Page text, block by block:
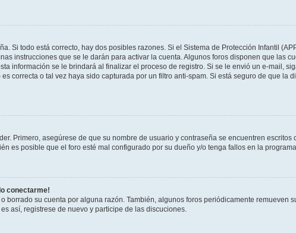
Si todo está correcto, hay dos posibles razones. Si el Sistema de Protección Infantil
instrucciones que se le darán para activar la cuenta. Algunos foros disponen que las
información se le brindará al finalizar el proceso de registro. Si se le envió un e-mail,
correcta o tal vez haya sido capturada por un filtro anti-spam. Si está seguro de que la
Primero, asegúrese de que su nombre de usuario y contraseña se encuentren
es posible que el foro esté mal configurado por su dueño y/o tenga fallos en la
conectarme!
borrado su cuenta por alguna razón. También, algunos foros periódicamente remueven
así, registrese de nuevo y participe de las discuciones.